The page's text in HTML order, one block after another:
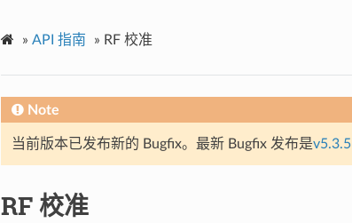
» API 指南 » RF 校准
Note
当前版本已发布新的 Bugfix。最新 Bugfix 发布是v5.3.5
RF 校准